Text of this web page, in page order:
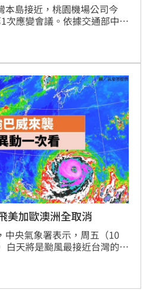
本島接近，桃園機場公司今
次應變會議。依據交通部中央
日全天航班，提醒旅客留意
加歐澳洲全取消
中央氣象署表示，周五（10
白天將是颱風最接近台灣的時
4天，淡江大橋不排除封